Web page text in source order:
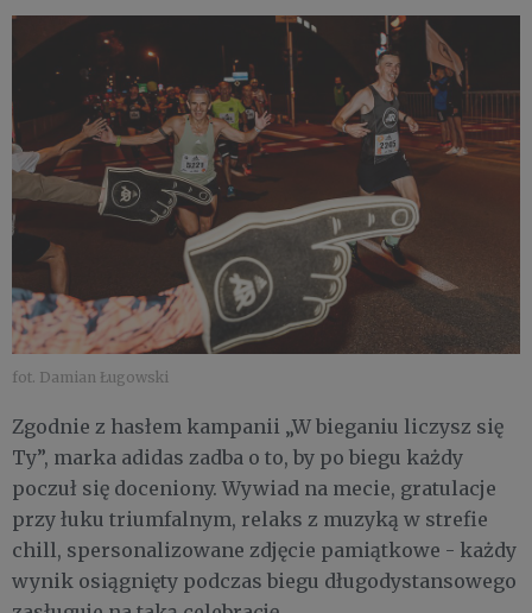
fot. Damian Ługowski
Zgodnie z hasłem kampanii „W bieganiu liczysz się
Ty”, marka adidas zadba o to, by po biegu każdy
poczuł się doceniony. Wywiad na mecie, gratulacje
przy łuku triumfalnym, relaks z muzyką w strefie
chill, spersonalizowane zdjęcie pamiątkowe - każdy
wynik osiągnięty podczas biegu długodystansowego